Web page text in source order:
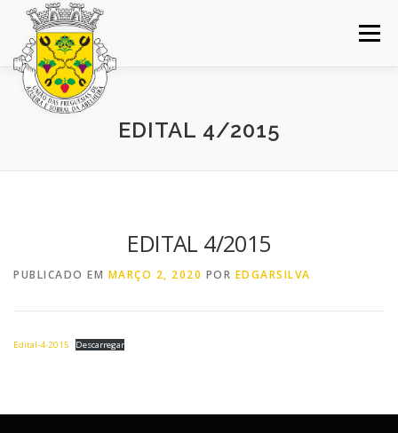
Saltar
conteúdo
Menu
INÍCIO JUNTA DE FREGUESIA
CONTACTOS
EDITAL 4/2015
EDITAL 4/2015
PUBLICADO EM MARÇO 2, 2020 POR EDGARSILVA
Edital-4-2015 Descarregar